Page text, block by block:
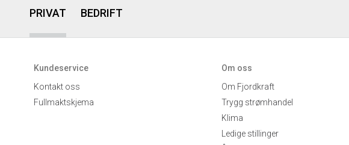
PRIVAT BEDRIFT
Kundeservice
Kontakt oss
Fullmaktskjema
Om oss
Om Fjordkraft
Trygg strømhandel
Klima
Ledige stillinger